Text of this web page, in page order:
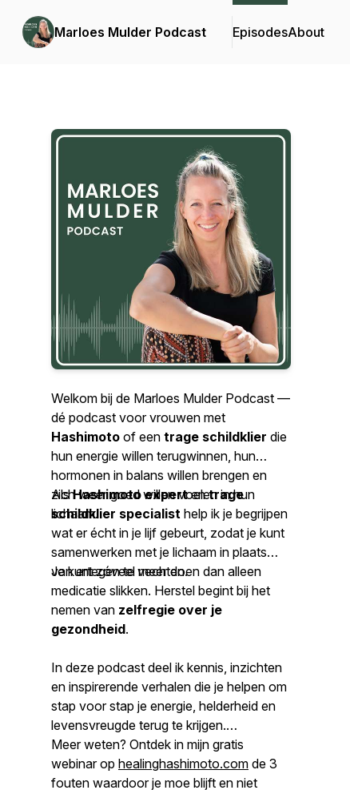
Marloes Mulder Podcast EpisodesAbout
Welkom bij de Marloes Mulder Podcast —
dé podcast voor vrouwen met
Hashimoto of een trage schildklier die
hun energie willen terugwinnen, hun
hormonen in balans willen brengen en
zich weer goed willen voelen in hun
lichaam.
AlsHashimoto expertentrage
schildklier specialist help ik je begrijpen
wat er écht in je lijf gebeurt, zodat je kunt
samenwerken met je lichaam in plaats
van ertegen te vechten.
Je kunt zóveel meer doen dan alleen
medicatie slikken. Herstel begint bij het
nemen van zelfregie over je
gezondheid.
In deze podcast deel ik kennis, inzichten
en inspirerende verhalen die je helpen om
stap voor stap je energie, helderheid en
levensvreugde terug te krijgen.
Meer weten? Ontdek in mijn gratis
webinar op healinghashimoto.com de 3
fouten waardoor je moe blijft en niet